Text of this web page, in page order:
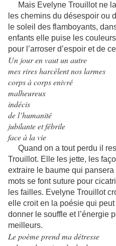
Mais Evelyne Trouillot ne
les chemins du désespoir ou
le soleil des flamboyants,
enfants elle puise les
pour l’arroser d’espoir et de
Un jour en vaut un autre
mes rires harcèlent nos larmes
corps à corps enivré
malheureux
indécis
de l’humanité
jubilante et fébrile
face à la vie
Quand on a tout perdu il
Trouillot. Elle les jette, les
extraire le baume qui
mots se font suture pour
les failles. Evelyne Trouillot
elle croit en la poésie qui
donner le souffle et l’énergie
meilleurs.
Le poème prend ma détresse